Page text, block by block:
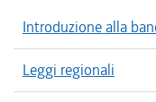
Introduzione alla
Leggi regionali